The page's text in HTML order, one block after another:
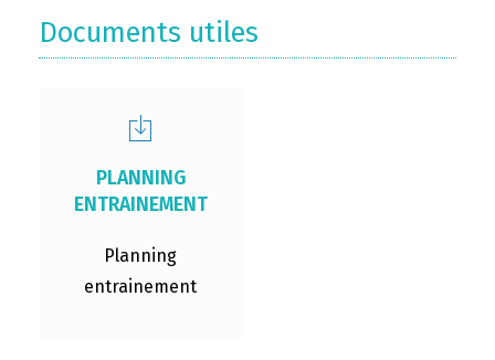
Documents utiles
PLANNING
ENTRAINEMENT
Planning
entrainement